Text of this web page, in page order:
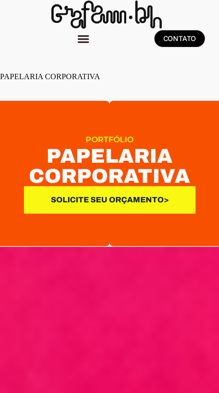
CONTATO
PAPELARIA CORPORATIVA
PORTFÓLIO
PAPELARIA
CORPORATIVA
SOLICITE SEU ORÇAMENTO>